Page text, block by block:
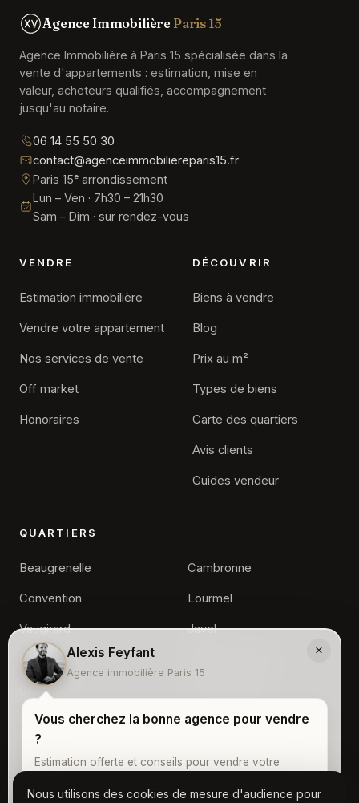
Agence Immobilière Paris 15
Agence Immobilière à Paris 15 spécialisée dans la
vente d'appartements : estimation, mise en
valeur, acheteurs qualifiés, accompagnement
jusqu'au notaire.
06 14 55 50 30
contact@agenceimmobiliereparis15.fr
Paris 15ᵉ arrondissement
Lun – Ven · 7h30 – 21h30
Sam – Dim · sur rendez-vous
VENDRE
Estimation immobilière
Vendre votre appartement
Nos services de vente
Off market
Honoraires
DÉCOUVRIR
Biens à vendre
Blog
Prix au m²
Types de biens
Carte des quartiers
Avis clients
Guides vendeur
QUARTIERS
Beaugrenelle
Convention
Vaugirard
Commerce
Grenelle
Dupleix
Cambronne
Lourmel
Javel
© 2026 Agence Immobilière Paris 15, Tous droits réservés
Nous utilisons des cookies de mesure d'audience pour
×
Alexis Feyfant
Agence immobilière Paris 15
Vous cherchez la bonne agence pour vendre
?
Estimation offerte et conseils pour vendre votre